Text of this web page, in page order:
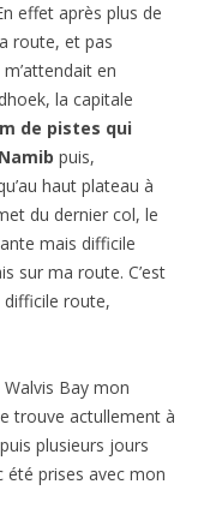
effet après plus de
route, et pas
en
la capitale
de pistes qui
puis,
haut plateau à
du dernier col, le
mais difficile
sur ma route. C’est
difficile route,
Bay mon
trouve actullement à
plusieurs jours
prises avec mon